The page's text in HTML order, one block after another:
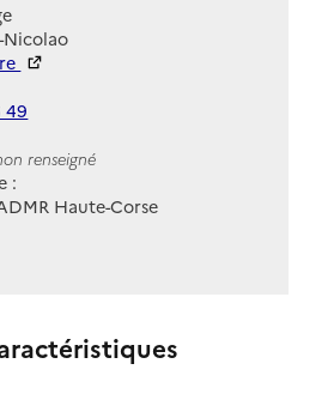
Nicolao
49
renseigné
:
Haute-Corse